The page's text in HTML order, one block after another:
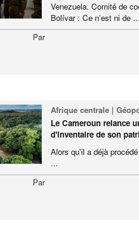
Venezuela. Comité de
Bolívar : Ce n’est ni de ...
Par
Afrique centrale |
Le Cameroun relance
d'inventaire de son
Alors qu'il a déjà
...
Par